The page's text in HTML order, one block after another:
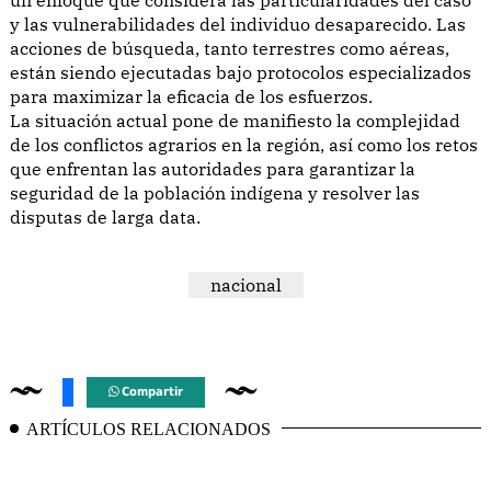
y las vulnerabilidades del individuo desaparecido. Las
acciones de búsqueda, tanto terrestres como aéreas,
están siendo ejecutadas bajo protocolos especializados
para maximizar la eficacia de los esfuerzos.
La situación actual pone de manifiesto la complejidad
de los conflictos agrarios en la región, así como los retos
que enfrentan las autoridades para garantizar la
seguridad de la población indígena y resolver las
disputas de larga data.
nacional
Compartir
ARTÍCULOS RELACIONADOS